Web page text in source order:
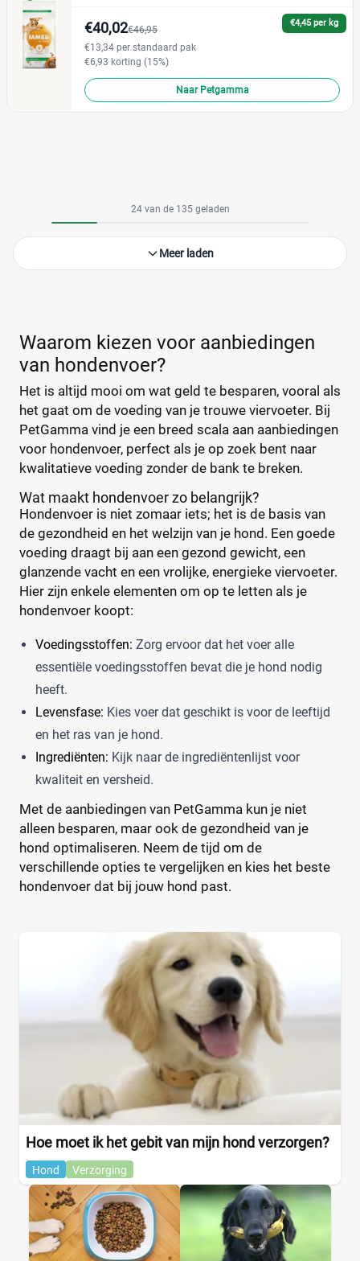
€4,45 per kg
€40,02€46,95
€13,34 per standaard pak
€6,93 korting (15%)
Naar Petgamma
24 van de 135 geladen
Meer laden
Waarom kiezen voor aanbiedingen
van hondenvoer?
Het is altijd mooi om wat geld te besparen, vooral als
het gaat om de voeding van je trouwe viervoeter. Bij
PetGamma vind je een breed scala aan aanbiedingen
voor hondenvoer, perfect als je op zoek bent naar
kwalitatieve voeding zonder de bank te breken.
Wat maakt hondenvoer zo belangrijk?
Hondenvoer is niet zomaar iets; het is de basis van
de gezondheid en het welzijn van je hond. Een goede
voeding draagt bij aan een gezond gewicht, een
glanzende vacht en een vrolijke, energieke viervoeter.
Hier zijn enkele elementen om op te letten als je
hondenvoer koopt:
Voedingsstoffen: Zorg ervoor dat het voer alle
essentiële voedingsstoffen bevat die je hond nodig
heeft.
Levensfase: Kies voer dat geschikt is voor de leeftijd
en het ras van je hond.
Ingrediënten: Kijk naar de ingrediëntenlijst voor
kwaliteit en versheid.
Met de aanbiedingen van PetGamma kun je niet
alleen besparen, maar ook de gezondheid van je
hond optimaliseren. Neem de tijd om de
verschillende opties te vergelijken en kies het beste
hondenvoer dat bij jouw hond past.
Hoe moet ik het gebit van mijn hond verzorgen?
Hond Verzorging